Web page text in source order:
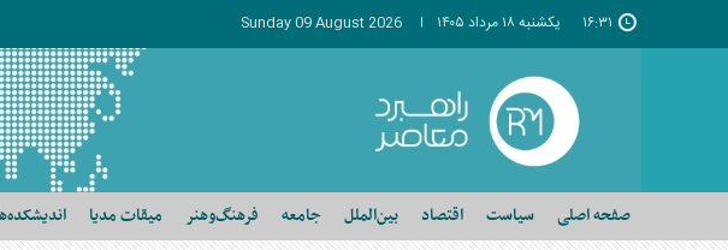
۱۶:۳۱ يکشنبه ۱۸ مرداد ۱۴۰۵ Sunday 09 August 2026
صفحه اصلی سیاست اقتصاد بین‌الملل جامعه فرهنگ‌وهنر میقات مدیا